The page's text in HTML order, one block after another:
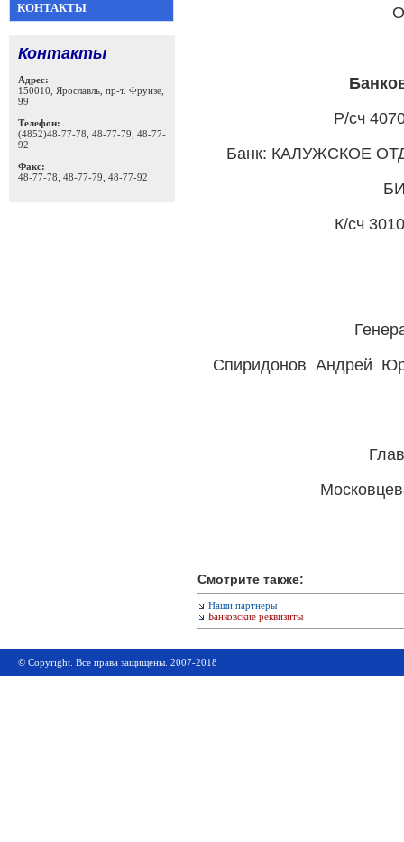
КОНТАКТЫ
Контакты
Адрес:
150010, Ярославль, пр-т. Фрунзе,
99
Телефон:
(4852)48-77-78, 48-77-79, 48-77-
92
Факс:
48-77-78, 48-77-79, 48-77-92
Р/сч
Банк: КАЛУЖСКОЕ
К/сч
Спиридонов Андрей
Смотрите также:
Наши партнеры
Банковские реквизиты
© Copyright. Все права защищены. 2007-2018